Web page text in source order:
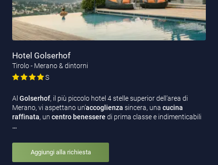
Hotel Golserhof
Tirolo - Merano & dintorni
S
Al Golserhof, il più piccolo hotel 4 stelle superior dell’area di
Merano, vi aspettano un’accoglienza sincera, una cucina
raffinata, un centro benessere di prima classe e indimenticabili
…
Aggiungi alla richiesta